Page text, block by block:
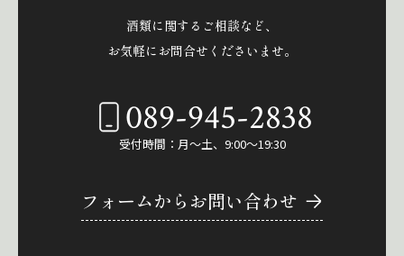
酒類に関するご相談など、
お気軽にお問合せくださいませ。
089-945-2838
受付時間：月～土、9:00～19:30
フォームからお問い合わせ